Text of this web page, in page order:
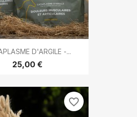
D'ARGILE -...
25,00 €
favorite_border